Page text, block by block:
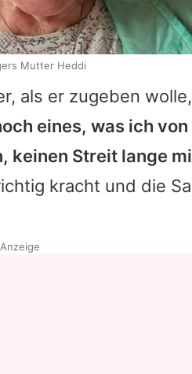
als er zugeben
eines, was ich
keinen Streit lange
kracht und die
Mutter Heddi
Anzeige